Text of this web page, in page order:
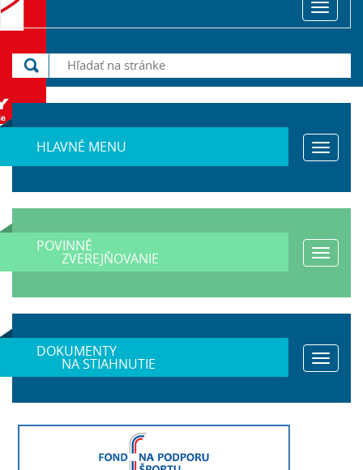
Toggle
HLAVNÉ MENU
Toggle
POVINNÉ
ZVEREJŇOVANIE
Toggle
DOKUMENTY
NA STIAHNUTIE
Toggle